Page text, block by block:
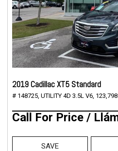
2019 Cadillac XT5 Standard
# 148725, UTILITY 4D 3.5L V6, 123,798
Call For Price /
SAVE